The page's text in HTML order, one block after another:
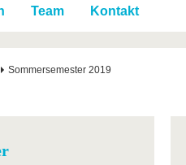
BTU ins Ausland
Team Kontakt
Sommersemester 2019